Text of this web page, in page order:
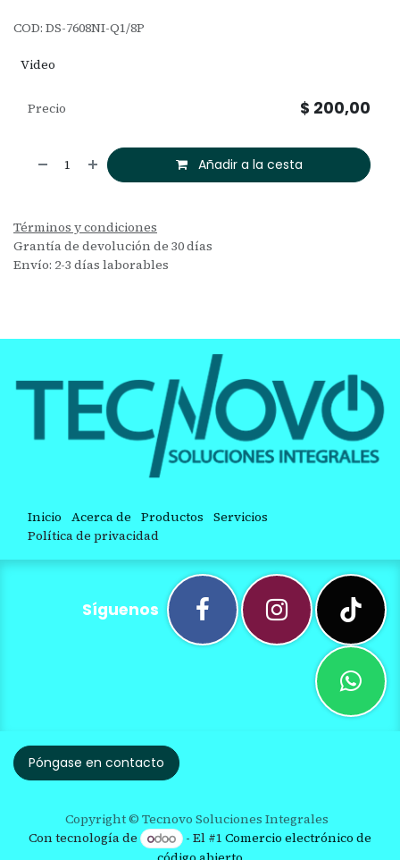
COD: DS-7608NI-Q1/8P
Video
Añadir a la cesta
Precio $ 200,00
Términos y condiciones
Grantía de devolución de 30 días
Envío: 2-3 días laborables
Inicio Acerca de Productos Servicios
Política de privacidad
Síguenos
Póngase en contacto
Copyright © Tecnovo Soluciones Integrales
Con tecnología de
- El #1Comercio electrónico de